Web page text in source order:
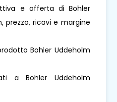
e offerta di Bohler
prezzo, ricavi e margine
Bohler Uddeholm
a Bohler Uddeholm